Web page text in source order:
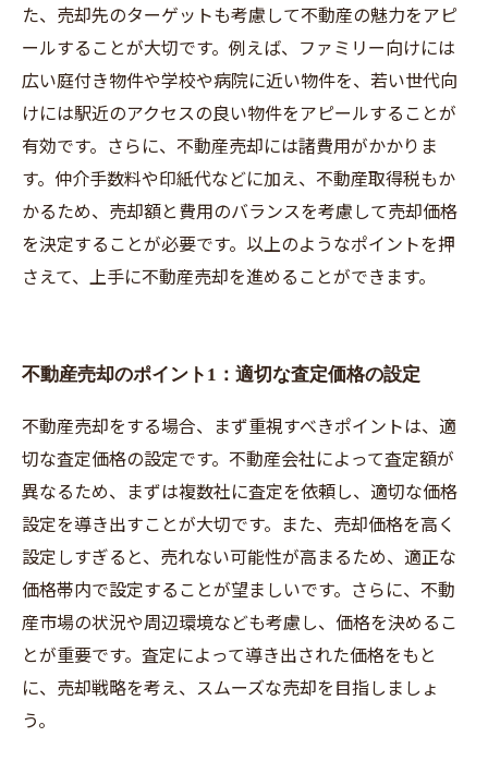
た、売却先のターゲットも考慮して不動産の魅力をアピ
ールすることが大切です。例えば、ファミリー向けには
広い庭付き物件や学校や病院に近い物件を、若い世代向
けには駅近のアクセスの良い物件をアピールすることが
有効です。さらに、不動産売却には諸費用がかかりま
す。仲介手数料や印紙代などに加え、不動産取得税もか
かるため、売却額と費用のバランスを考慮して売却価格
を決定することが必要です。以上のようなポイントを押
さえて、上手に不動産売却を進めることができます。
不動産売却のポイント1：適切な査定価格の設定
不動産売却をする場合、まず重視すべきポイントは、適
切な査定価格の設定です。不動産会社によって査定額が
異なるため、まずは複数社に査定を依頼し、適切な価格
設定を導き出すことが大切です。また、売却価格を高く
設定しすぎると、売れない可能性が高まるため、適正な
価格帯内で設定することが望ましいです。さらに、不動
産市場の状況や周辺環境なども考慮し、価格を決めるこ
とが重要です。査定によって導き出された価格をもと
に、売却戦略を考え、スムーズな売却を目指しましょ
う。